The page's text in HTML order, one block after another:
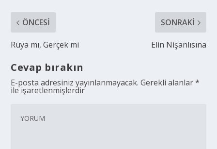
ÖNCESI
Rüya mı, Gerçek mi
SONRAKI
Elin Nişanlısına
Cevap bırakın
E-posta adresiniz yayınlanmayacak. Gerekli alanlar*
ile işaretlenmişlerdir